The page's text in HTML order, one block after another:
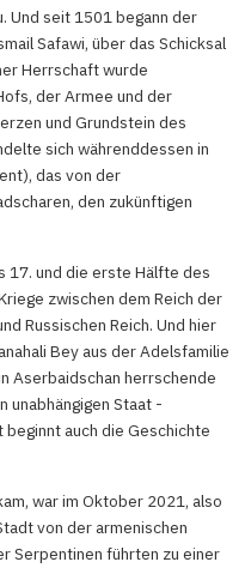
Und seit 1501 begann der
Safawi, über das Schicksal
Herrschaft wurde
der Armee und der
und Grundstein des
sich währenddessen in
das von der
den zukünftigen
17. und die erste Hälfte des
zwischen dem Reich der
Russischen Reich. Und hier
Bey aus der Adelsfamilie
Aserbaidschan herrschende
unabhängigen Staat -
auch die Geschichte
war im Oktober 2021, also
von der armenischen
Serpentinen führten zu einer